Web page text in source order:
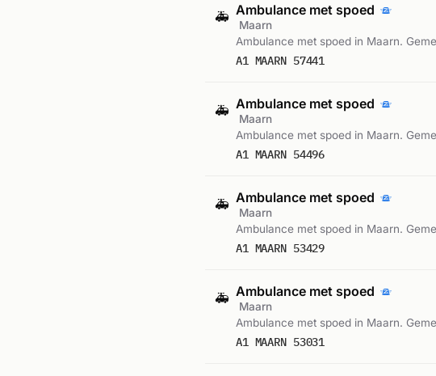
🚑 Ambulance met spoed
Maarn
Ambulance met spoed in Maarn.
A1 MAARN 57441
🚑 Ambulance met spoed
Maarn
Ambulance met spoed in Maarn.
A1 MAARN 54496
🚑 Ambulance met spoed
Maarn
Ambulance met spoed in Maarn.
A1 MAARN 53429
🚑 Ambulance met spoed
Maarn
Ambulance met spoed in Maarn.
A1 MAARN 53031